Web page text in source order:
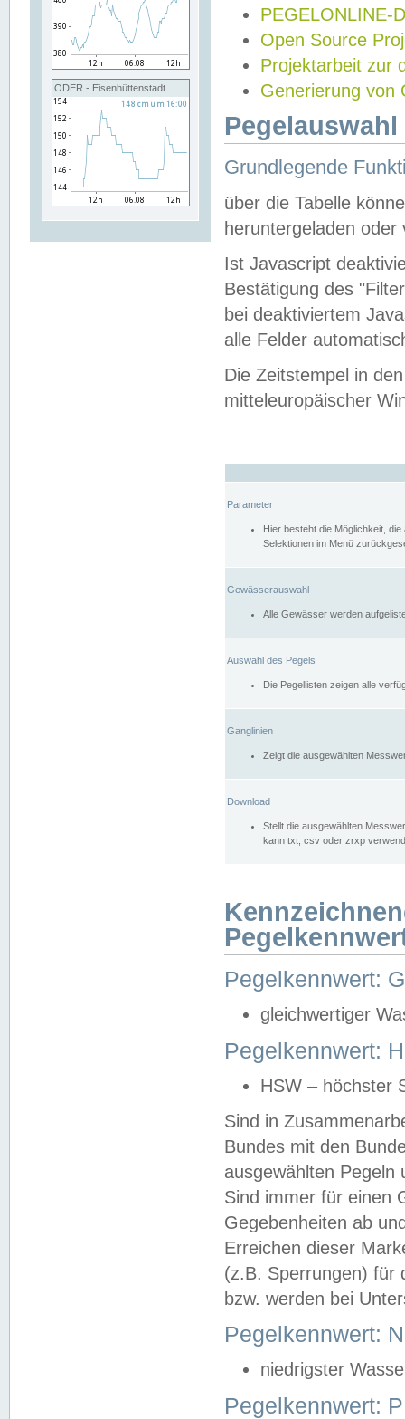
ODER - Eisenhüttenstadt
PEGELONLINE-
Open Source
Projektarbeit zur
Generierung von
Grundlegende
über die Tabelle
heruntergeladen oder
Ist Javascript
Bestätigung des
bei deaktiviertem
alle Felder
Die Zeitstempel in
mitteleuropäischer
Parameter
Hier besteht die Möglichkeit,
Selektionen im Menü
Gewässerauswahl
Alle Gewässer werden
Auswahl des Pegels
Die Pegellisten zeigen alle
Ganglinien
Zeigt die ausgewählten
Download
Stellt die ausgewählten
kann txt, csv oder zrxp
Pegelkennwert:
gleichwertiger
Pegelkennwert:
HSW – höchster
Sind in
Bundes mit den
ausgewählten
Sind immer für einen
Gegebenheiten ab
Erreichen dieser
(z.B. Sperrungen) für
bzw. werden bei
Pegelkennwert:
niedrigster
Pegelkennwert: